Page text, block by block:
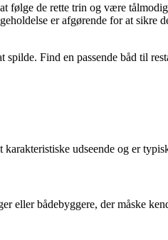
følge de rette trin og være
er afgørende for at sikre
spilde. Find en passende båd til
udseende og er
eller bådebyggere, der måske